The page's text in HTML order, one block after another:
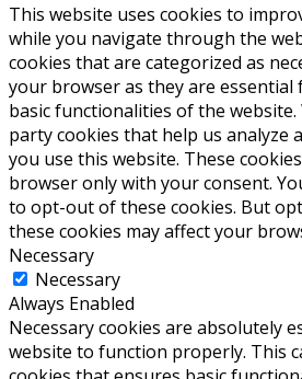
This website uses cookies to
while you navigate through the
cookies that are categorized as
your browser as they are
basic functionalities of the
party cookies that help us analyze
you use this website. These
browser only with your consent.
to opt-out of these cookies. But
these cookies may affect your
Necessary
Necessary
Always Enabled
Necessary cookies are absolutely
website to function properly. This